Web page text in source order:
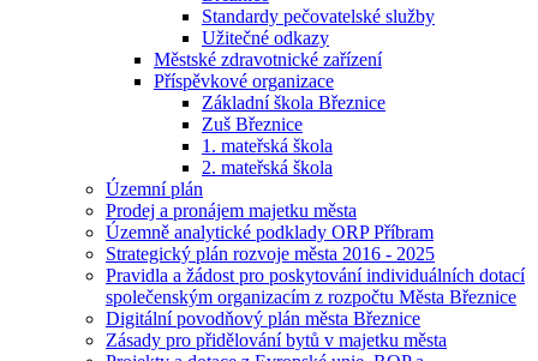
Standardy pečovatelské služby
Užitečné odkazy
Městské zdravotnické zařízení
Příspěvkové organizace
Základní škola Březnice
Zuš Březnice
1. mateřská škola
2. mateřská škola
Územní plán
Prodej a pronájem majetku města
Územně analytické podklady ORP Příbram
Strategický plán rozvoje města 2016 - 2025
Pravidla a žádost pro poskytování individuálních dotací
společenským organizacím z rozpočtu Města Březnice
Digitální povodňový plán města Březnice
Zásady pro přidělování bytů v majetku města